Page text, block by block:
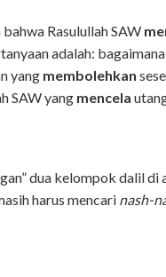
Rasulullah SAW
adalah:
yang membolehkan
SAW yang mencela
dua kelompok dalil di
harus mencari nash-